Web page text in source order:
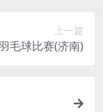
上一篇
毛球比赛(济南)